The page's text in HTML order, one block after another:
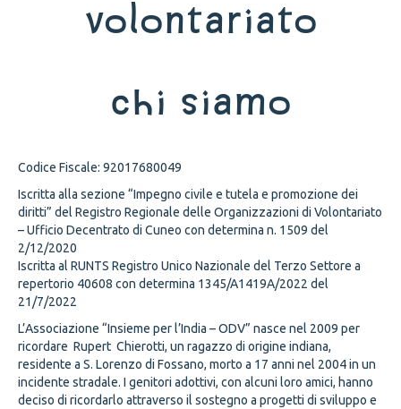
Volontariato
Chi siamo
Codice Fiscale: 92017680049
Iscritta alla sezione “Impegno civile e tutela e promozione dei
diritti” del Registro Regionale delle Organizzazioni di Volontariato
– Ufficio Decentrato di Cuneo con determina n. 1509 del
2/12/2020
Iscritta al RUNTS Registro Unico Nazionale del Terzo Settore a
repertorio 40608 con determina 1345/A1419A/2022 del
21/7/2022
L’Associazione “Insieme per l’India – ODV” nasce nel 2009 per
ricordare Rupert Chierotti, un ragazzo di origine indiana,
residente a S. Lorenzo di Fossano, morto a 17 anni nel 2004 in un
incidente stradale. I genitori adottivi, con alcuni loro amici, hanno
deciso di ricordarlo attraverso il sostegno a progetti di sviluppo e